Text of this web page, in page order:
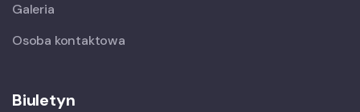
Galeria
Osoba kontaktowa
Biuletyn